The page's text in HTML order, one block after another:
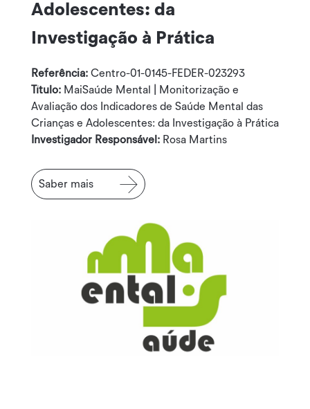
Adolescentes: da
Investigação à Prática
Referência:Centro-01-0145-FEDER-023293
Título:MaiSaúde Mental | Monitorização e
Avaliação dos Indicadores de Saúde Mental das
Crianças e Adolescentes: da Investigação à Prática
Investigador Responsável:Rosa Martins
Saber mais